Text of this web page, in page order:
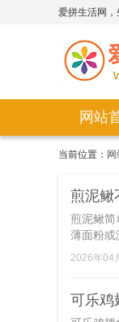
爱拼生活网
网站
当前位置：
煎泥鳅
煎泥鳅简
薄面粉或
2026年04
可乐鸡